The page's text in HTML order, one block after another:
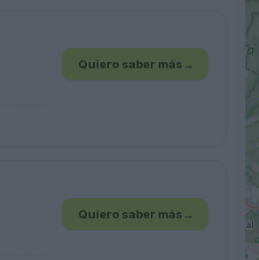
Quiero saber más →
Quiero saber más →